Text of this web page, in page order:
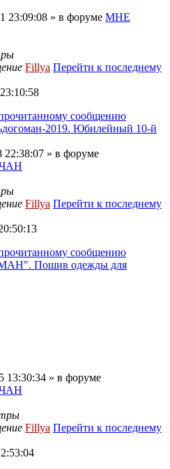
23:09:08 » в форуме МНЕ
Fillya Перейти к последнему
сообщению
2019. Юбилейный 10-й
22:38:07 » в форуме
Fillya Перейти к последнему
сообщению
Пошив одежды для
13:30:34 » в форуме
Fillya Перейти к последнему